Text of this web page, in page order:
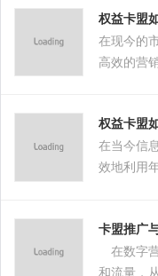
权益卡盟
在现今的
高效的营
权益卡盟
在当今信
效地利用
卡盟推广
在数字
和流量，